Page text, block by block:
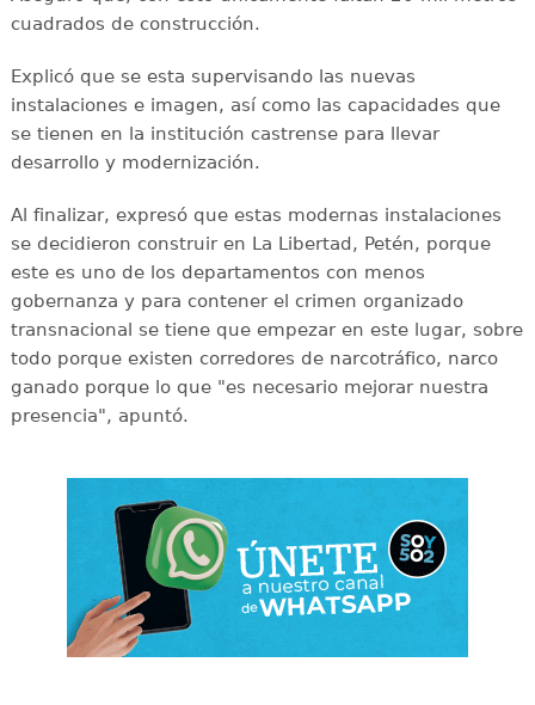
cuadrados de construcción.
Explicó que se esta supervisando las nuevas
instalaciones e imagen, así como las capacidades que
se tienen en la institución castrense para llevar
desarrollo y modernización.
Al finalizar, expresó que estas modernas instalaciones
se decidieron construir en La Libertad, Petén, porque
este es uno de los departamentos con menos
gobernanza y para contener el crimen organizado
transnacional se tiene que empezar en este lugar, sobre
todo porque existen corredores de narcotráfico, narco
ganado porque lo que "es necesario mejorar nuestra
presencia", apuntó.